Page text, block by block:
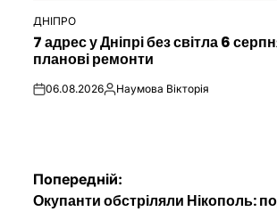
ОПУБЛІКУВАТИ
У
ДНІПРО
7 адрес у Дніпрі без світла 6
планові ремонти
on06.08.2026Опубліковано
Наумова Вікторія
Навігація
Попередній:
Окупанти обстріляли Нікополь: